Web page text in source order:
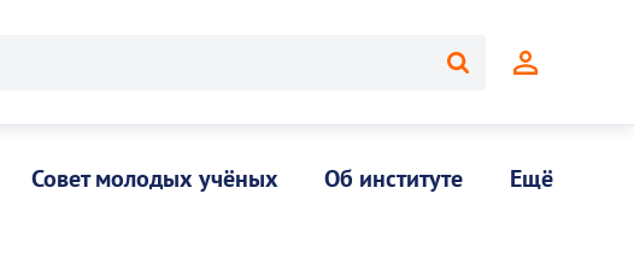
Совет молодых учёных Об институте Ещё